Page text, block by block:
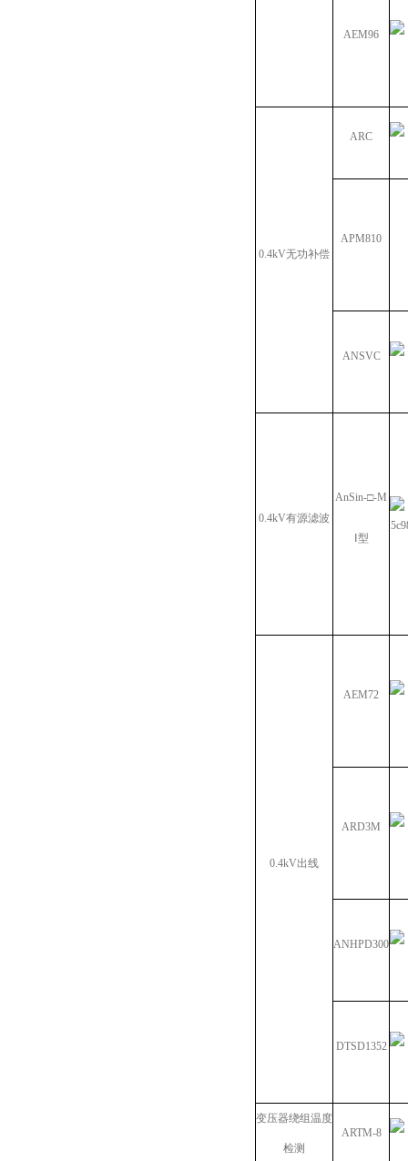
AEM96
0.4kV无功补偿
ARC
APM810
ANSVC
0.4kV有源滤波
AnSin-□-M
Ⅰ型
0.4kV出线
AEM72
ARD3M
ANHPD300
DTSD1352
变压器绕组温度
检测
ARTM-8